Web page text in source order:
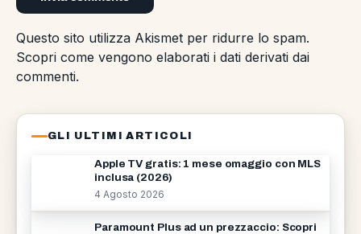
Questo sito utilizza Akismet per ridurre lo spam.
Scopri come vengono elaborati i dati derivati dai
commenti.
GLI ULTIMI ARTICOLI
Apple TV gratis: 1 mese omaggio con MLS
inclusa (2026)
4 Agosto 2026
Paramount Plus ad un prezzaccio: Scopri